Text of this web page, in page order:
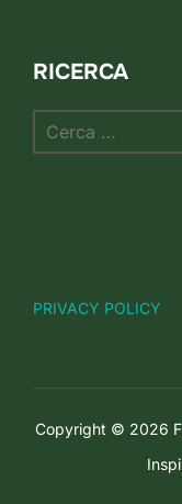
RICERCA
per:
PRIVACY POLICY
Copyright © 2026